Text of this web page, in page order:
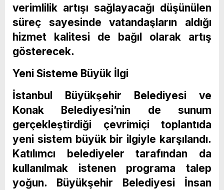
verimlilik artışı sağlayacağı düşünülen
süreç sayesinde vatandaşların aldığı
hizmet kalitesi de bağıl olarak artış
gösterecek.
Yeni Sisteme Büyük İlgi
İstanbul Büyükşehir Belediyesi ve
Konak Belediyesi’nin de sunum
gerçekleştirdiği çevrimiçi toplantıda
yeni sistem büyük bir ilgiyle karşılandı.
Katılımcı belediyeler tarafından da
kullanılmak istenen programa talep
yoğun. Büyükşehir Belediyesi İnsan